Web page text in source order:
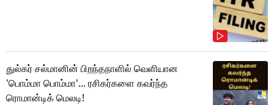
துல்கர் சல்மானின் பிறந்தநாளில் வெளியான
'பொம்மா பொம்மா'... ரசிகர்களை கவர்ந்த
ரொமான்டிக் மெலடி!